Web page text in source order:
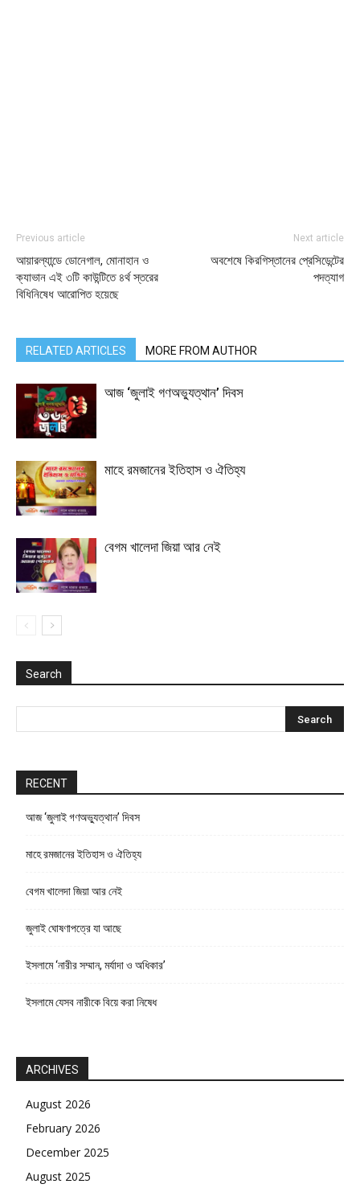
Previous article
আয়ারল্যান্ডে ডোনেগাল, মোনাহান ও
ক্যাভান এই ৩টি কাউন্টিতে ৪র্থ স্তরের
বিধিনিষেধ আরোপিত হয়েছে
Next article
অবশেষে কিরগিস্তানের প্রেসিডেন্টের
পদত্যাগ
RELATED ARTICLES MORE FROM AUTHOR
আজ ‘জুলাই গণঅভ্যুত্থান’ দিবস
মাহে রমজানের ইতিহাস ও ঐতিহ্য
বেগম খালেদা জিয়া আর নেই
Search
RECENT
আজ ‘জুলাই গণঅভ্যুত্থান’ দিবস
মাহে রমজানের ইতিহাস ও ঐতিহ্য
বেগম খালেদা জিয়া আর নেই
জুলাই ঘোষণাপত্রে যা আছে
ইসলামে ‘নারীর সম্মান, মর্যাদা ও অধিকার’
ইসলামে যেসব নারীকে বিয়ে করা নিষেধ
ARCHIVES
August 2026
February 2026
December 2025
August 2025